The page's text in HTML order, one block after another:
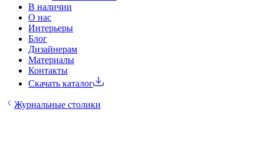
В наличии
О нас
Интерьеры
Блог
Дизайнерам
Материалы
Контакты
Скачать каталог
Журнальные столики